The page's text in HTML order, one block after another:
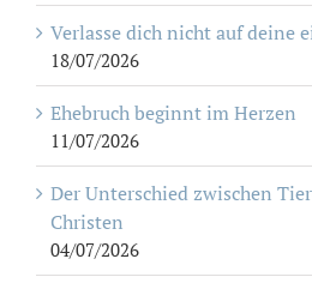
Verlasse dich nicht auf deine
18/07/2026
Ehebruch beginnt im Herzen
11/07/2026
Der Unterschied zwischen
Christen
04/07/2026